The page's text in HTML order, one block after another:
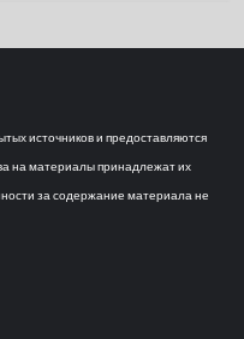
источников и предоставляются
на материалы принадлежат их
за содержание материала не